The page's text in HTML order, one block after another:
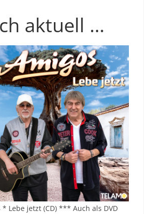
aktuell …
* Lebe jetzt (CD) *** Auch als DVD